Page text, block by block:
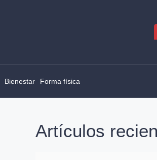
Bienestar Forma física
Artículos